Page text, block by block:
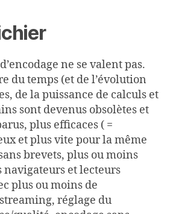
ne se valent pas.
du temps (et de l’évolution
de la puissance de calculs et
sont devenus obsolètes et
plus efficaces ( =
et plus vite pour la même
brevets, plus ou moins
navigateurs et lecteurs
plus ou moins de
réglage du